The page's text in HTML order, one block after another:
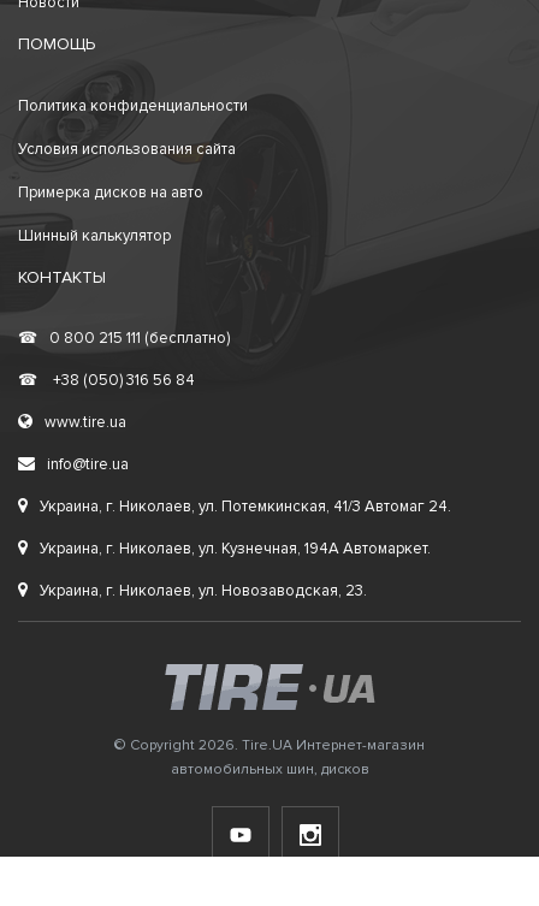
ПОМОЩЬ
Политика конфиденциальности
Условия использования сайта
Примерка дисков на авто
Шинный калькулятор
КОНТАКТЫ
☎ 0 800 215 111 (бесплатно)
☎ +38 (050) 316 56 84
www.tire.ua
info@tire.ua
Украина, г. Николаев, ул. Потемкинская, 41/3 Автомаг 24.
Украина, г. Николаев, ул. Кузнечная, 194А Автомаркет.
Украина, г. Николаев, ул. Новозаводская, 23.
© Copyright 2026. Tire.UA Интернет-магазин
автомобильных шин, дисков